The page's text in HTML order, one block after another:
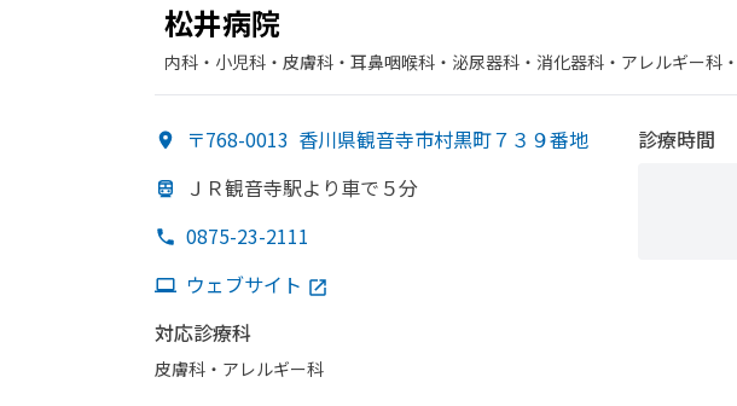
松井病院
内科・​小児科・​皮膚科・​耳鼻咽喉科・​泌尿器科・​消化器科・​アレルギー科
〒768-0013 香川県観音寺市村黒町７３９番地
ＪＲ観音寺駅より車で ５分
0875-23-2111
ウェブサイト
対応診療科
皮膚科・​アレルギー科
診療時間